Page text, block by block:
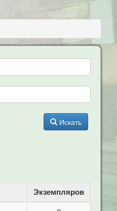
Искать
Экземпляров